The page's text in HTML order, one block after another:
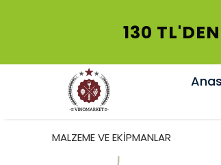
130
MALZEME VE EKİPMANLAR